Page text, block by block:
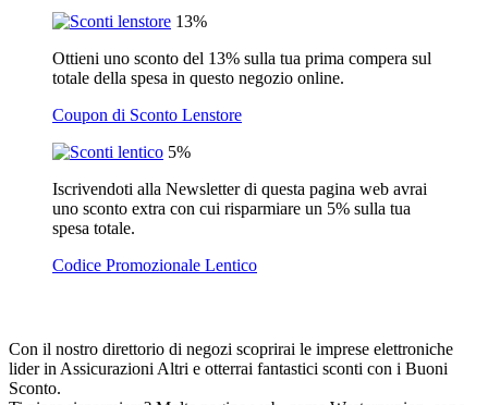
13%
Ottieni uno sconto del 13% sulla tua prima compera sul
totale della spesa in questo negozio online.
Coupon di Sconto Lenstore
5%
Iscrivendoti alla Newsletter di questa pagina web avrai
uno sconto extra con cui risparmiare un 5% sulla tua
spesa totale.
Codice Promozionale Lentico
Con il nostro direttorio di negozi scoprirai le imprese elettroniche
lider in Assicurazioni Altri e otterrai fantastici sconti con i Buoni
Sconto.